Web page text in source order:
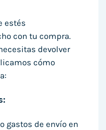
estés
con tu compra.
devolver
cómo
gastos de envío en